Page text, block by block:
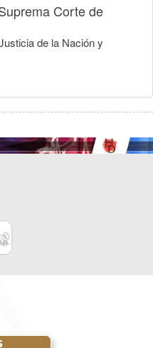
Corte de
de la Nación y